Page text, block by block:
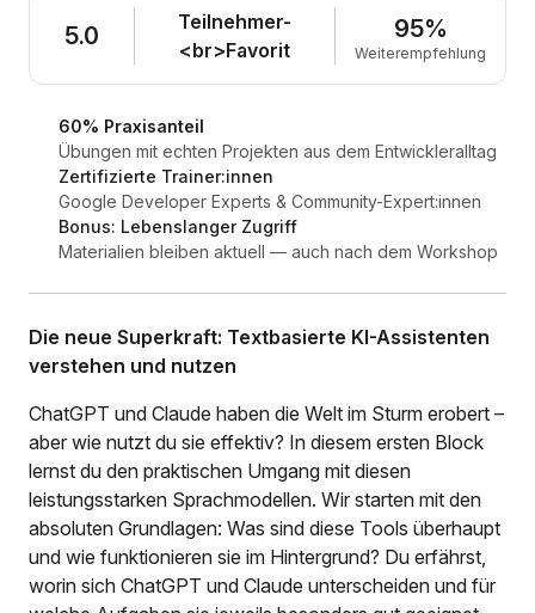
5.0
Teilnehmer-
<br>Favorit
95%
Weiterempfehlung
60% Praxisanteil
Übungen mit echten Projekten aus dem Entwickleralltag
Zertifizierte Trainer:innen
Google Developer Experts & Community-Expert:innen
Bonus: Lebenslanger Zugriff
Materialien bleiben aktuell — auch nach dem Workshop
Die neue Superkraft: Textbasierte KI-Assistenten
verstehen und nutzen
ChatGPT und Claude haben die Welt im Sturm erobert –
aber wie nutzt du sie effektiv? In diesem ersten Block
lernst du den praktischen Umgang mit diesen
leistungsstarken Sprachmodellen. Wir starten mit den
absoluten Grundlagen: Was sind diese Tools überhaupt
und wie funktionieren sie im Hintergrund? Du erfährst,
worin sich ChatGPT und Claude unterscheiden und für